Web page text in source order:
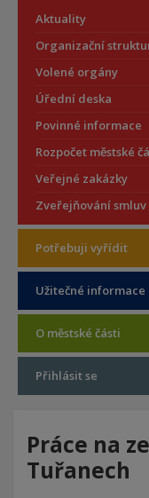
Aktuality
Organizační
Volené orgány
Úřední deska
Povinné informace
Rozpočet městské
Veřejné zakázky
Zveřejňování smluv
Potřebuji vyřídit
Užitečné informace
O městské části
Přihlásit se
Práce na
Tuřanech